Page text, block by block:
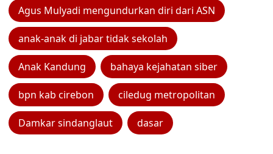
Agus Mulyadi mengundurkan diri dari ASN
anak-anak di jabar tidak sekolah
Anak Kandung bahaya kejahatan siber
bpn kab cirebon ciledug metropolitan
Damkar sindanglaut dasar